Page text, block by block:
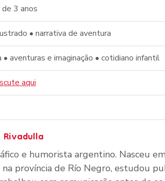
3 anos
• narrativa de aventura
aventuras e imaginação • cotidiano infantil
aqui
e humorista argentino. Nasceu
na província de Río Negro, estudou